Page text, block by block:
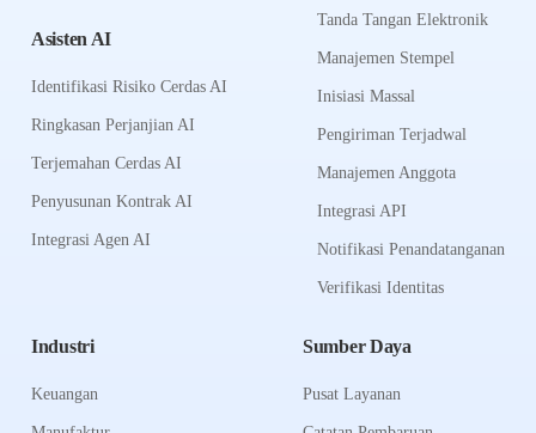
Asisten AI
Identifikasi Risiko Cerdas AI
Ringkasan Perjanjian AI
Terjemahan Cerdas AI
Penyusunan Kontrak AI
Integrasi Agen AI
Tanda Tangan Elektronik
Manajemen Stempel
Inisiasi Massal
Pengiriman Terjadwal
Manajemen Anggota
Integrasi API
Notifikasi Penandatanganan
Verifikasi Identitas
Industri
Keuangan
Sumber Daya
Pusat Layanan